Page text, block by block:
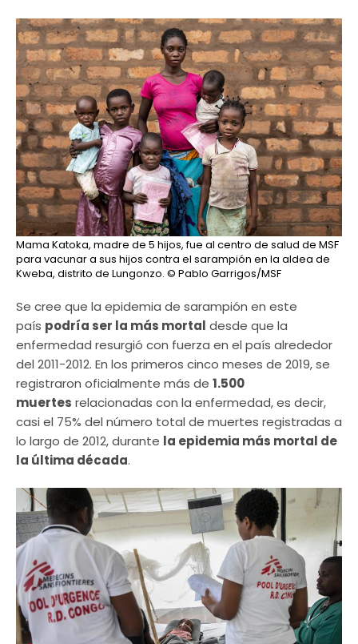
Mama Katoka, madre de 5 hijos, fue al centro de salud de MSF
para vacunar a sus hijos contra el sarampión en la aldea de
Kweba, distrito de Lungonzo. © Pablo Garrigos/MSF
Se cree que la epidemia de sarampión en este
país podría ser la más mortal desde que la
enfermedad resurgió con fuerza en el país alrededor
del 2011-2012. En los primeros cinco meses de 2019, se
registraron oficialmente más de 1.500
muertes relacionadas con la enfermedad, es decir,
casi el 75% del número total de muertes registradas a
lo largo de 2012, durante la epidemia más mortal de
la última década.